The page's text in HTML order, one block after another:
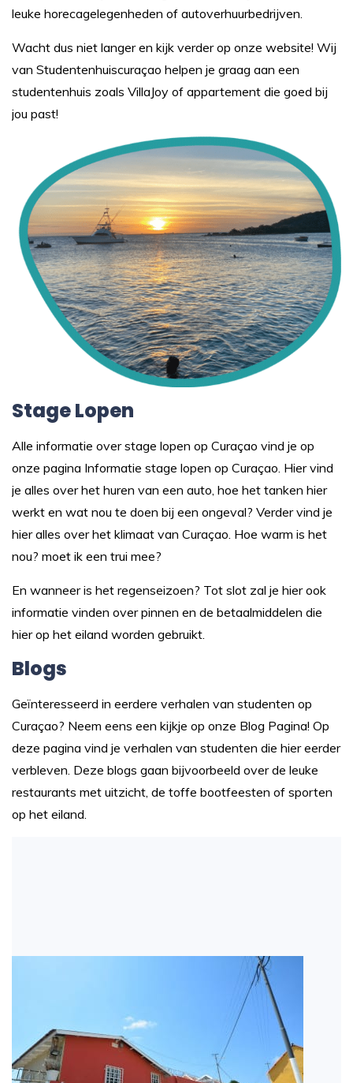
leuke horecagelegenheden of autoverhuurbedrijven.
Wacht dus niet langer en kijk verder op onze website! Wij
van Studentenhuiscuraçao helpen je graag aan een
studentenhuis zoals VillaJoy of appartement die goed bij
jou past!
Stage Lopen
Alle informatie over stage lopen op Curaçao vind je op
onze pagina Informatie stage lopen op Curaçao. Hier vind
je alles over het huren van een auto, hoe het tanken hier
werkt en wat nou te doen bij een ongeval? Verder vind je
hier alles over het klimaat van Curaçao. Hoe warm is het
nou? moet ik een trui mee?
En wanneer is het regenseizoen? Tot slot zal je hier ook
informatie vinden over pinnen en de betaalmiddelen die
hier op het eiland worden gebruikt.
Blogs
Geïnteresseerd in eerdere verhalen van studenten op
Curaçao? Neem eens een kijkje op onze Blog Pagina! Op
deze pagina vind je verhalen van studenten die hier eerder
verbleven. Deze blogs gaan bijvoorbeeld over de leuke
restaurants met uitzicht, de toffe bootfeesten of sporten
op het eiland.